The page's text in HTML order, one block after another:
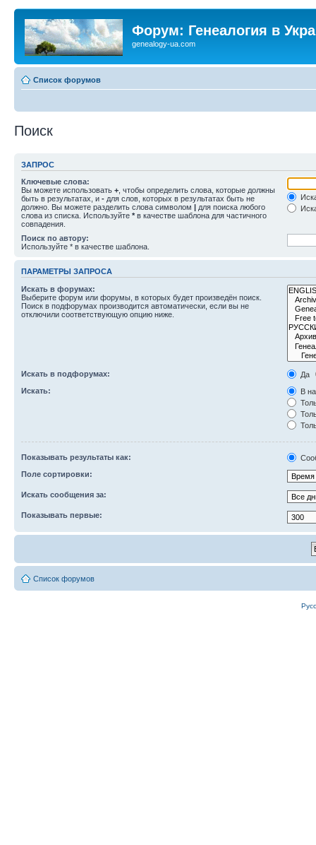
Форум: Генеалогия в
genealogy-ua.com
Список форумов
Поиск
ЗАПРОС
Ключевые слова:
Вы можете использовать + , чтобы определить слова, которые должны
быть в результатах, и - для слов, которых в результатах быть не
должно. Вы можете разделить слова символом | для поиска любого
слова из списка. Используйте * в качестве шаблона для частичного
совпадения.
Поиск по автору:
Используйте * в качестве шаблона.
ПАРАМЕТРЫ ЗАПРОСА
Искать в форумах:
Выберите форум или форумы, в которых будет произведён поиск.
Поиск в подфорумах производится автоматически, если вы не
отключили соответствующую опцию ниже.
Искать в подфорумах:
Да
Искать:
В
Показывать результаты как:
Поле сортировки:
Искать сообщения за:
Показывать первые:
Список форумов